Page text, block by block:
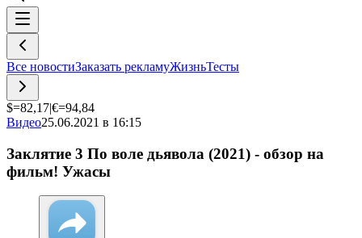
Все новостиЗаказать рекламуЖизньТесты
$=82,17|€=94,84
Видео25.06.2021 в 16:15
Заклятие 3 По воле дьявола (2021) - обзор на
фильм! Ужасы